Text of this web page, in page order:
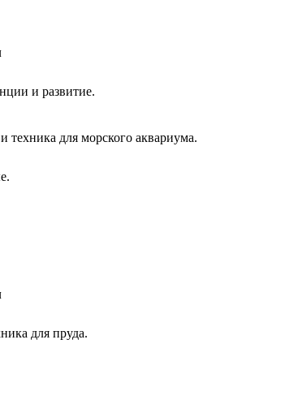
и развитие.
техника для морского аквариума.
для пруда.